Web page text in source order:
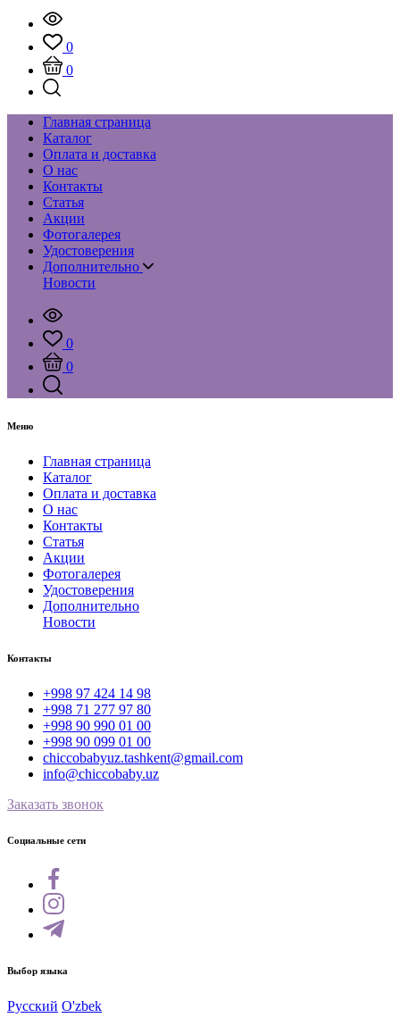
0
0
Главная страница
Каталог
Оплата и доставка
О нас
Контакты
Статья
Акции
Фотогалерея
Удостоверения
Дополнительно
Новости
0
0
Меню
Главная страница
Каталог
Оплата и доставка
О нас
Контакты
Статья
Акции
Фотогалерея
Удостоверения
Дополнительно
Новости
Контакты
+998 97 424 14 98
+998 71 277 97 80
+998 90 990 01 00
+998 90 099 01 00
chiccobabyuz.tashkent@gmail.com
info@chiccobaby.uz
Заказать звонок
Социальные сети
Выбор языка
Русский O'zbek